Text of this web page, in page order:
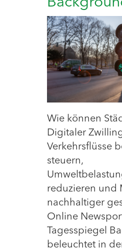
Wie können
Digitaler
Verkehrsflüsse
steuern,
reduzieren und
nachhaltiger
Online
Tagesspiegel
beleuchtet in